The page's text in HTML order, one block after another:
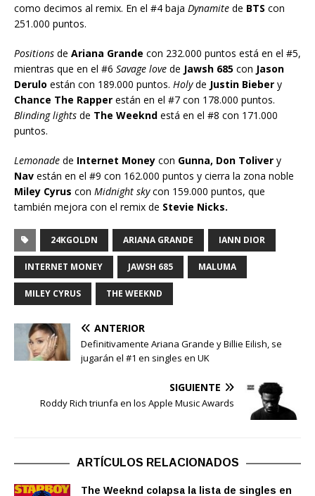
como decimos al remix. En el #4 baja Dynamite de BTS con
251.000 puntos.
Positions de Ariana Grande con 232.000 puntos está en el #5,
mientras que en el #6 Savage love de Jawsh 685 con Jason
Derulo están con 189.000 puntos. Holyde Justin Bieber y
Chance The Rapper están en el #7 con 178.000 puntos.
Blinding lights de The Weeknd está en el #8 con 171.000
puntos.
Lemonade de Internet Money con Gunna, Don Toliver y
Nav están en el #9 con 162.000 puntos y cierra la zona noble
Miley Cyrus con Midnight skycon 159.000 puntos, que
también mejora con el remix de Stevie Nicks.
24KGOLDN ARIANA GRANDE IANN DIOR
INTERNET MONEY JAWSH 685 MALUMA
MILEY CYRUS THE WEEKND
ANTERIOR
Definitivamente Ariana Grande y Billie Eilish, se
jugarán el #1 en singles en UK
SIGUIENTE
Roddy Rich triunfa en los Apple Music Awards
ARTÍCULOS RELACIONADOS
The Weeknd colapsa la lista de singles en